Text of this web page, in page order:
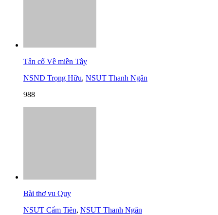
Tân cổ Về miền Tây
NSND Trọng Hữu, NSUT Thanh Ngân
988
Bài thơ vu Quy
NSƯT Cẩm Tiên, NSUT Thanh Ngân